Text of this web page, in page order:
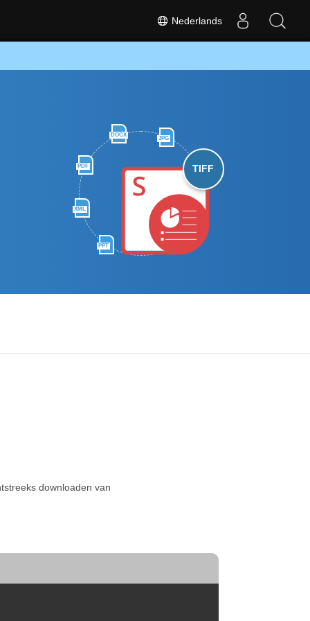
Nederlands
DOCX
JPG
PDF
XML
PPT
TIFF
downloaden van